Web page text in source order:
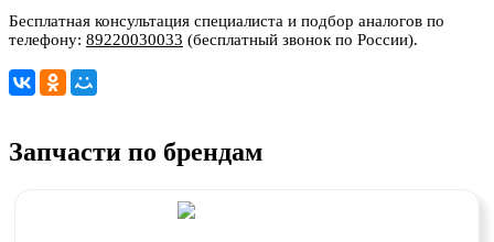
Бесплатная консультация специалиста и подбор аналогов по
телефону: 89220030033 (бесплатный звонок по России).
Запчасти по брендам